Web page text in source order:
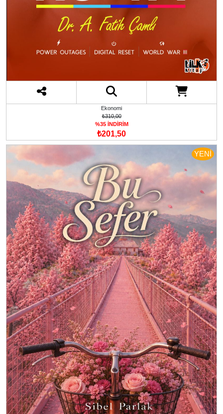
Ekonomi
₺310,00
%35 İNDİRİM
₺201,50
YENİ